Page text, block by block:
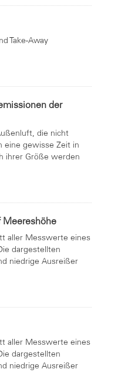
Take-Away
der
die nicht
eine gewisse Zeit in
ihrer Größe werden
Meereshöhe
aller Messwerte eines
dargestellten
niedrige Ausreißer
aller Messwerte eines
dargestellten
niedrige Ausreißer